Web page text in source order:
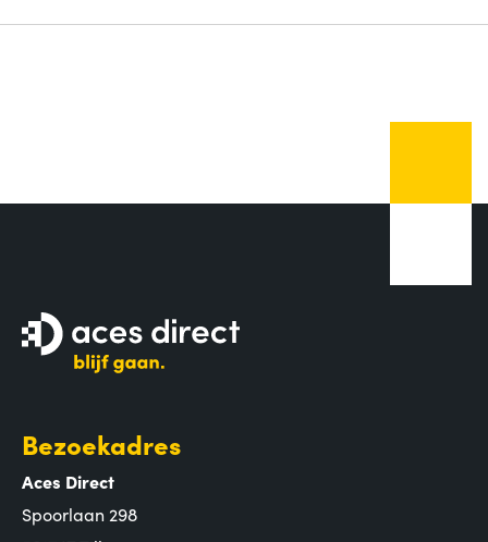
Bezoekadres
Aces Direct
Spoorlaan 298